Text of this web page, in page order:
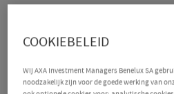
Belangrijk om te
Het Internationaal Monetair
COOKIEBELEID
Wij AXA Investment Managers Benelux SA
noodzakelijk zijn voor de goede werking van